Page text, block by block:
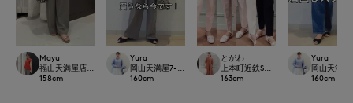
Mayu
福山天満屋店INED/7-IDconcept./Maglie
158cm
Yura
岡山天満屋7-IDconcept.
160cm
とがわ
上本町近鉄SUPERIORCLOSET
163cm
Yura
岡山天満
160cm